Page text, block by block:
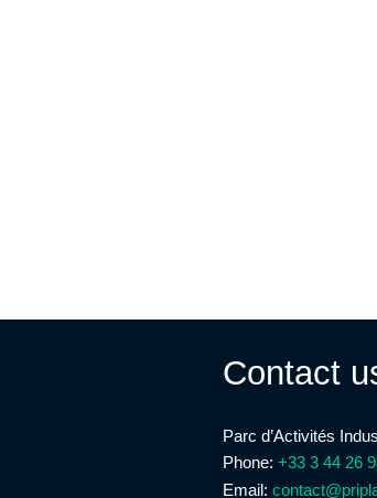
Contact
Parc d’Activités
Phone: +33 3 44 26
Email: